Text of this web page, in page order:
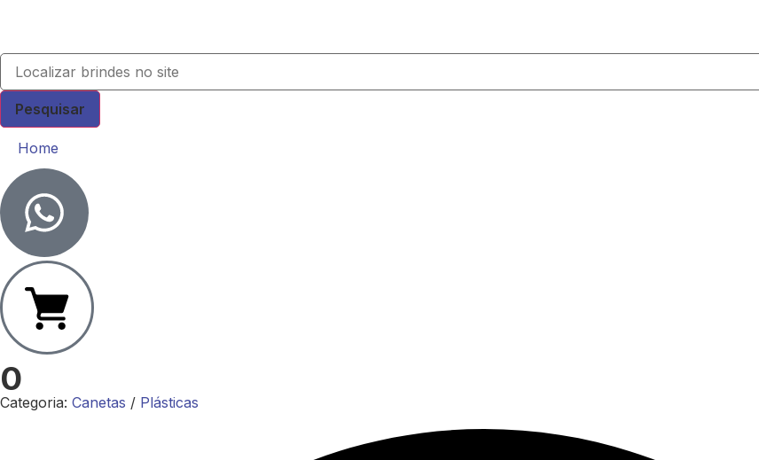
Pesquisar
Home
0
Categoria: Canetas / Plásticas